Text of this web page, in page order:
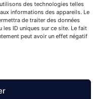
des technologies telles
informations des appareils. Le
de traiter des données
ID uniques sur ce site. Le fait
peut avoir un effet négatif
cliente ?
du Portage salarial